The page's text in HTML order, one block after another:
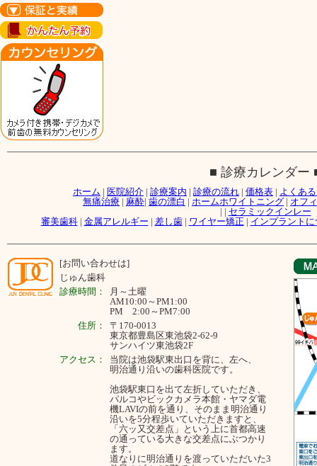
■ 診療カレンダー
ホーム | 医院紹介 | 診療案内 | 診療の流れ | 価格表 | よくあ
無痛治療 | 麻酔| 歯の漂白 | ホームホワイトニング | オフ
| | セラミックインレー
審美歯科| 金属アレルギー | 差し歯| ワイヤー矯正 | インプラントに
[お問い合わせは]
じゅん歯科
診療時間：
月～ 土曜
AM10:00～PM1:00
PM 2:00～PM7:00
住所：
〒170-0013
東京都豊島区東池袋2-62-9
サンハイツ東池袋2F
アクセス：
当院は池袋駅東出口を背に、左へ、
明治通り沿いの歯科医院です。
池袋駅東口を出て左折していただき、
パルコやビックカメラ本館・ヤマダ電
機LAVIの前を通り、そのまま明治通り
沿いを5分程歩いていただきますと、
「六ッ又交差点」という上に首都高速
の通っている大きな交差点にぶつかり
ます。
道なりに明治通りを渡っていただいた3